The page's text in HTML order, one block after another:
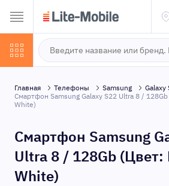
Главная Телефоны Samsung Galaxy
Смартфон Samsung Galaxy S22 Ultra 8 /
White)
Смартфон Samsung
Ultra 8 / 128Gb (Цвет:
White)